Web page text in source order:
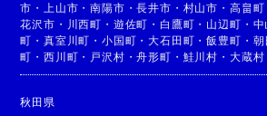
市 ・ 上山市 ・南陽市 ・長井市 ・ 村山市 ・ 高畠町
花沢市 ・ 川西町 ・ 遊佐町 ・ 白鷹町 ・ 山辺町 ・ 中
町 ・真室川町 ・小国町 ・大石田町 ・飯豊町 ・ 朝
町 ・西川町 ・ 戸沢村 ・舟形町 ・ 鮭川村 ・ 大蔵村
秋田県